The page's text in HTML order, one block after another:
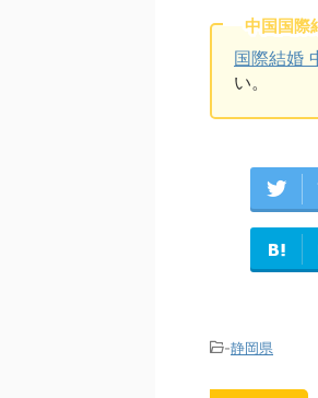
中国国際
国際結婚
い。
-静岡県